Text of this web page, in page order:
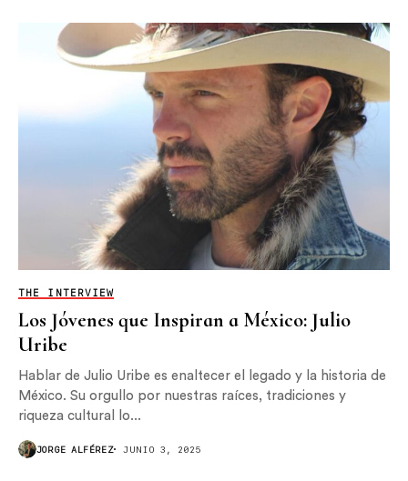
THE INTERVIEW
Los Jóvenes que Inspiran a México: Julio
Uribe
Hablar de Julio Uribe es enaltecer el legado y la historia de
México. Su orgullo por nuestras raíces, tradiciones y
riqueza cultural lo...
JORGE ALFÉREZ JUNIO 3, 2025